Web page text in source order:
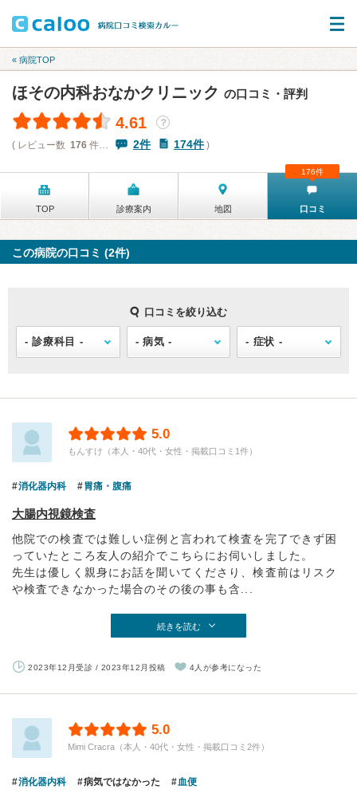
« 病院TOP
ほその内科おなかクリニック の口コミ・評判
4.61
？
( レビュー数 176 件… 2件 174件)
TOP 診療案内 地図 口コミ
176件
この病院の口コミ (2件)
口コミを絞り込む
5.0
もんすけ（本人・40代・女性・掲載口コミ1件）
消化器内科 胃痛・腹痛
大腸内視鏡検査
他院での検査では難しい症例と言われて検査を完了できず困
っていたところ友人の紹介でこちらにお伺いしました。
先生は優しく親身にお話を聞いてくださり、検査前はリスク
や検査できなかった場合のその後の事も含...
続きを読む
2023年12月受診 / 2023年12月投稿 4人が参考になった
5.0
Mimi Cracra（本人・40代・女性・掲載口コミ2件）
消化器内科 病気ではなかった 血便